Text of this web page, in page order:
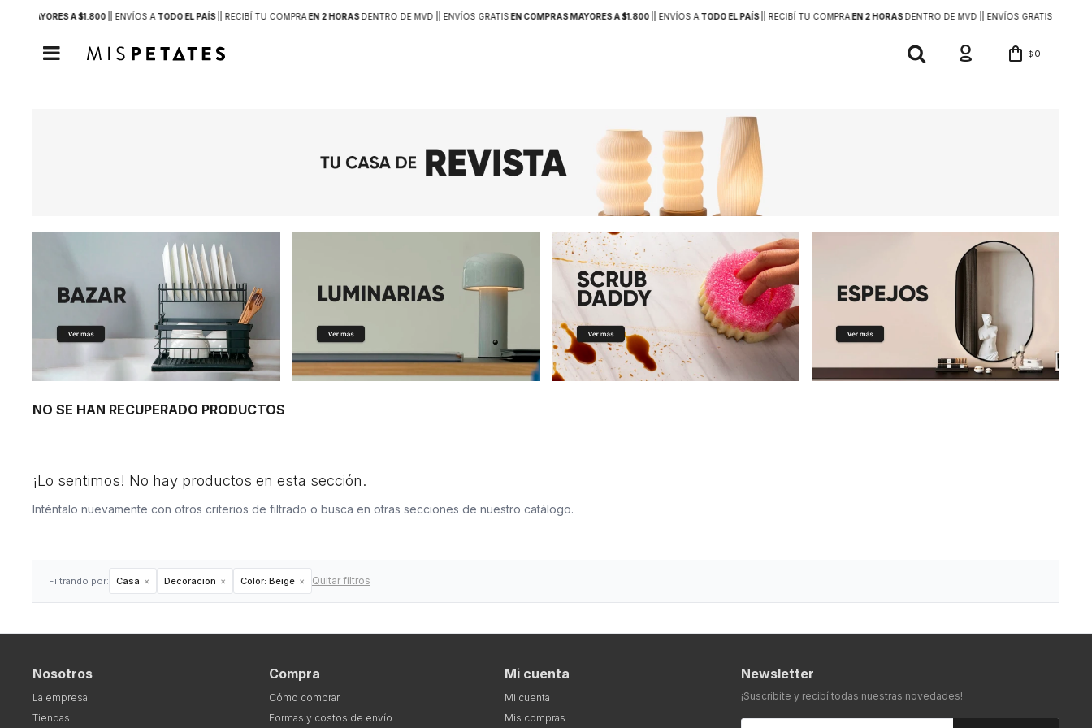
MAYORES A $1.800 | ENVÍOS A TODO EL PAÍS | RECIBÍ TU COMPRAEN 2 HORASDENTRO DE MVD | | ENVÍOS GRATISEN COMPRAS MAYORES A $1.800 | ENVÍOS A TODO EL PAÍS | RECIBÍ TU COMPRAEN 2 HORASDENTRO DE MVD | | ENVÍOS GRATIS
 $ 0
NO SE HAN RECUPERADO PRODUCTOS
¡Lo sentimos! No hay productos en esta sección.
Inténtalo nuevamente con otros criterios de filtrado o busca en otras secciones de nuestro catálogo.
Filtrando por: Casa Decoración Color: Beige Quitar filtros
Nosotros
La empresa
Tiendas
Compra
Cómo comprar
Formas y costos de envío
Mi cuenta
Mi cuenta
Mis compras
Newsletter
¡Suscribite y recibí todas nuestras novedades!